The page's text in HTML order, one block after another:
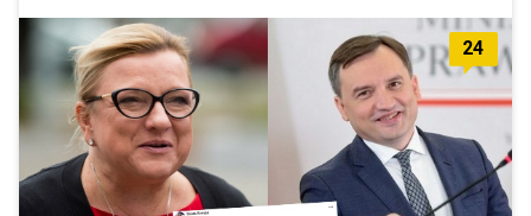
24